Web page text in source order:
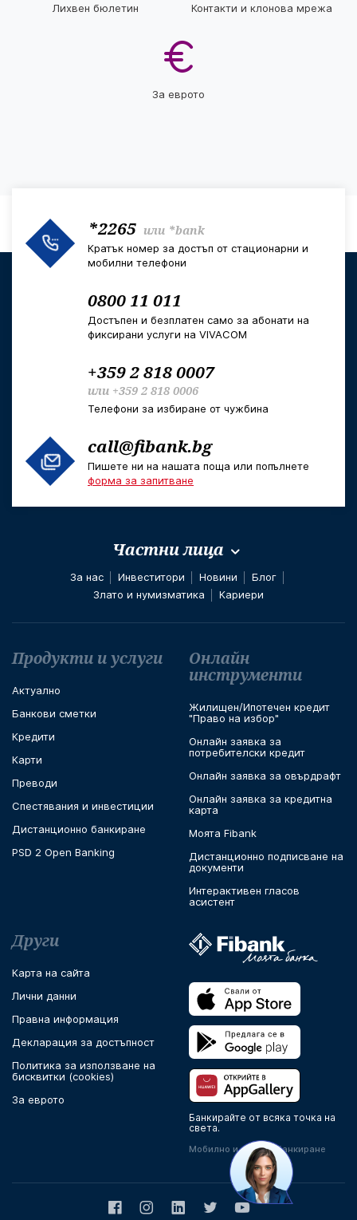
Лихвен бюлетин Контакти и клонова мрежа
За еврото
*2265 или *bank
Кратък номер за достъп от стационарни и
мобилни телефони
0800 11 011
Достъпен и безплатен само за абонати на
фиксирани услуги на VIVACOM
+359 2 818 0007
или +359 2 818 0006
Телефони за избиране от чужбина
call@fibank.bg
Пишете ни на нашата поща или попълнете
форма за запитване
Частни лица
За нас Инвеститори Новини
Блог
Злато и нумизматика
Кариери
Футър навигация
Продукти и услуги
Актуално
Банкови сметки
Кредити
Карти
Преводи
Спестявания и инвестиции
Дистанционно банкиране
PSD 2 Open Banking
Онлайн
инструменти
Жилищен/Ипотечен кредит
"Право на избор"
Онлайн заявка за
потребителски кредит
Онлайн заявка за овърдрафт
Онлайн заявка за кредитна
карта
Моята Fibank
Дистанционно подписване на
документи
Интерактивен гласов
асистент
Други
Карта на сайта
Лични данни
Правна информация
Декларация за достъпност
Политика за използване на
бисквитки (cookies)
За еврото
Банкирайте от всяка точка на
света.
Мобилно и онлайн банкиране
FacebookInstagramLinkedIn TwitterYoutube